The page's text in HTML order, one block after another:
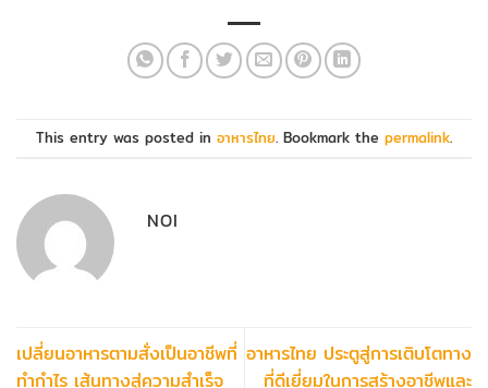
This entry was posted in อาหารไทย. Bookmark the permalink.
NOI
เปลี่ยนอาหารตามสั่งเป็นอาชีพที่
ทำกำไร เส้นทางสู่ความสำเร็จ
อาหารไทย ประตูสู่การเติบโตทาง
ที่ดีเยี่ยมในการสร้างอาชีพและ